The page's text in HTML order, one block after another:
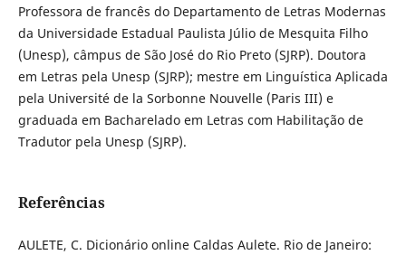
Professora de francês do Departamento de Letras Modernas
da Universidade Estadual Paulista Júlio de Mesquita Filho
(Unesp), câmpus de São José do Rio Preto (SJRP). Doutora
em Letras pela Unesp (SJRP); mestre em Linguística Aplicada
pela Université de la Sorbonne Nouvelle (Paris III) e
graduada em Bacharelado em Letras com Habilitação de
Tradutor pela Unesp (SJRP).
Referências
AULETE, C. Dicionário online Caldas Aulete. Rio de Janeiro: